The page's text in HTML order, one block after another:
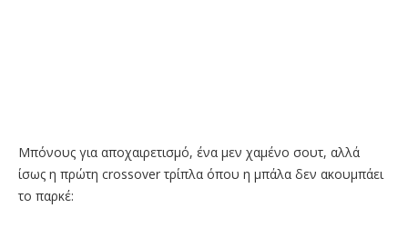
Μπόνους για αποχαιρετισμό, ένα μεν χαμένο σουτ, αλλά
ίσως η πρώτη crossover τρίπλα όπου η μπάλα δεν ακουμπάει
το παρκέ: